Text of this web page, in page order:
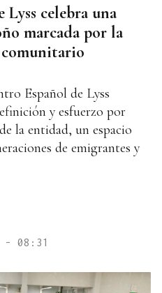
celebra una
marcada por la
Español de Lyss
y esfuerzo por
la entidad, un espacio
de emigrantes y
- 08:31